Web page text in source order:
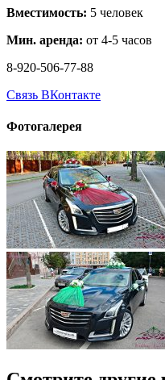
Вместимость: 5 человек
Мин. аренда: от 4-5 часов
8-920-506-77-88
Связь ВКонтакте
Фотогалерея